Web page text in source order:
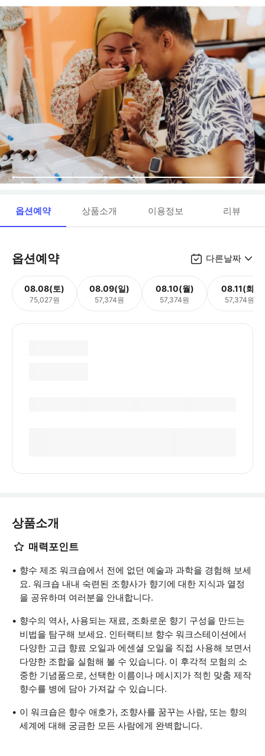
옵션예약 상품소개 이용정보 리뷰
옵션예약 다른날짜
08.08(토)
75,027원
08.09(일)
57,374원
08.10(월)
57,374원
08.11(화)
57,374원
상품소개
매력포인트
향수 제조 워크숍에서 전에 없던 예술과 과학을 경험해 보세
요. 워크숍 내내 숙련된 조향사가 향기에 대한 지식과 열정
을 공유하며 여러분을 안내합니다.
향수의 역사, 사용되는 재료, 조화로운 향기 구성을 만드는
비법을 탐구해 보세요. 인터랙티브 향수 워크스테이션에서
다양한 고급 향료 오일과 에센셜 오일을 직접 사용해 보면서
다양한 조합을 실험해 볼 수 있습니다. 이 후각적 모험의 소
중한 기념품으로, 선택한 이름이나 메시지가 적힌 맞춤 제작
향수를 병에 담아 가져갈 수 있습니다.
이 워크숍은 향수 애호가, 조향사를 꿈꾸는 사람, 또는 향의
세계에 대해 궁금한 모든 사람에게 완벽합니다.